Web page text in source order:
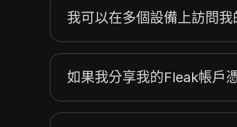
我可以在多個設備上訪問
如果我分享我的Fleak帳戶